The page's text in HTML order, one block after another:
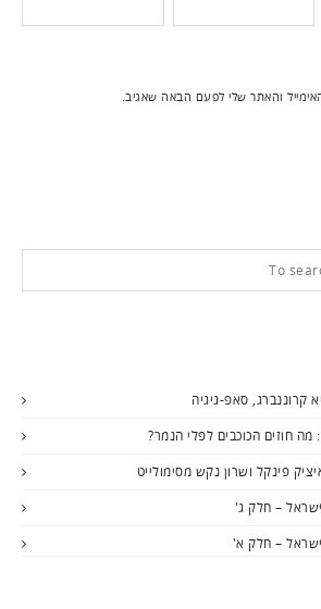
והאתר שלי לפעם הבאה שאגיב.
קרוננברג, סאפ-גיגיה
חוזים הכוכבים לפלי הנמר?
פינקל ושרון נקש מסימולייט